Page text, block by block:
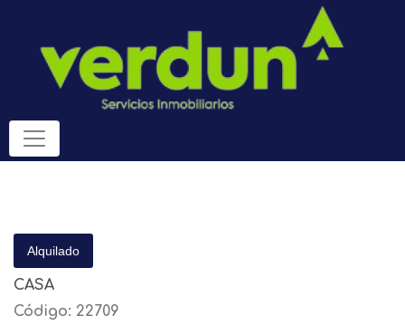
Alquilado
CASA
Código: 22709